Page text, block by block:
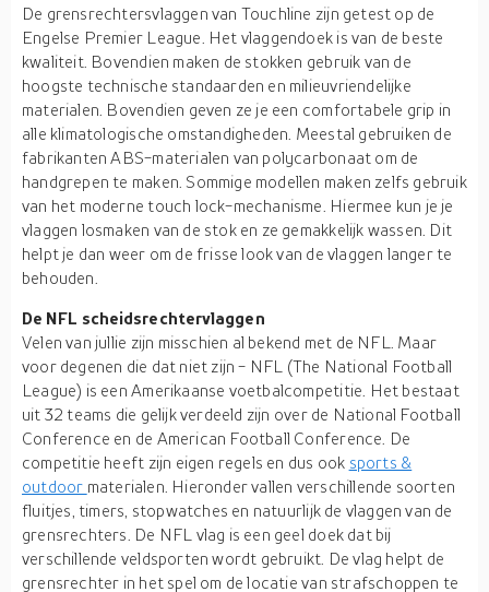
De grensrechtersvlaggen van Touchline zijn getest op de
Engelse Premier League. Het vlaggendoek is van de beste
kwaliteit. Bovendien maken de stokken gebruik van de
hoogste technische standaarden en milieuvriendelijke
materialen. Bovendien geven ze je een comfortabele grip in
alle klimatologische omstandigheden. Meestal gebruiken de
fabrikanten ABS-materialen van polycarbonaat om de
handgrepen te maken. Sommige modellen maken zelfs gebruik
van het moderne touch lock-mechanisme. Hiermee kun je je
vlaggen losmaken van de stok en ze gemakkelijk wassen. Dit
helpt je dan weer om de frisse look van de vlaggen langer te
behouden.
De NFL scheidsrechtervlaggen
Velen van jullie zijn misschien al bekend met de NFL. Maar
voor degenen die dat niet zijn - NFL (The National Football
League) is een Amerikaanse voetbalcompetitie. Het bestaat
uit 32 teams die gelijk verdeeld zijn over de National Football
Conference en de American Football Conference. De
competitie heeft zijn eigen regels en dus ook sports &
outdoor materialen. Hieronder vallen verschillende soorten
fluitjes, timers, stopwatches en natuurlijk de vlaggen van de
grensrechters. De NFL vlag is een geel doek dat bij
verschillende veldsporten wordt gebruikt. De vlag helpt de
grensrechter in het spel om de locatie van strafschoppen te